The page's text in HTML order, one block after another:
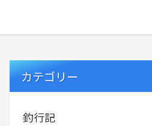
カテゴリー
釣行記